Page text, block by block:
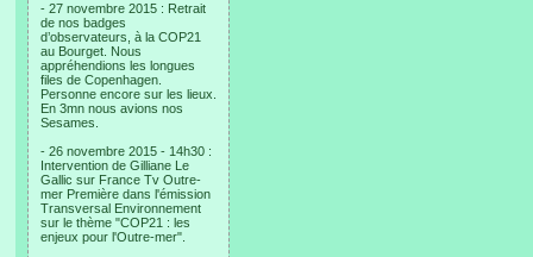
- 27 novembre 2015 : Retrait
de nos badges
d’observateurs, à la COP21
au Bourget. Nous
appréhendions les longues
files de Copenhagen.
Personne encore sur les lieux.
En 3mn nous avions nos
Sesames.
- 26 novembre 2015 - 14h30 :
Intervention de Gilliane Le
Gallic sur France Tv Outre-
mer Première dans l'émission
Transversal Environnement
sur le thème "COP21 : les
enjeux pour l'Outre-mer".